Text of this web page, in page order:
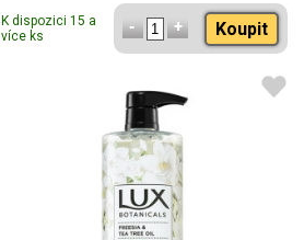
K dispozici 15 a
více ks
Koupit